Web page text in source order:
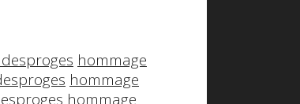
hommage
hommage
hommage